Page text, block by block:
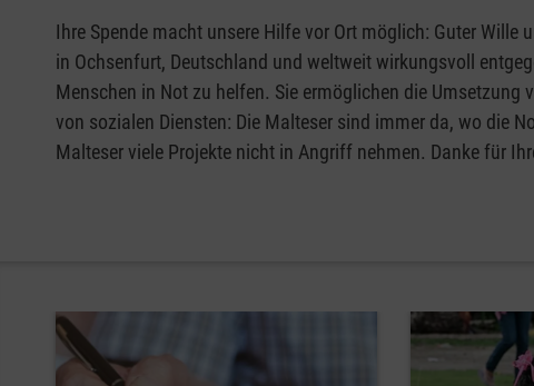
Ihre Spende macht unsere Hilfe vor Ort möglich: Guter
in Ochsenfurt, Deutschland und weltweit wirkungsvoll
Menschen in Not zu helfen. Sie ermöglichen die
von sozialen Diensten: Die Malteser sind immer da, wo die
Malteser viele Projekte nicht in Angriff nehmen. Danke für
Pause